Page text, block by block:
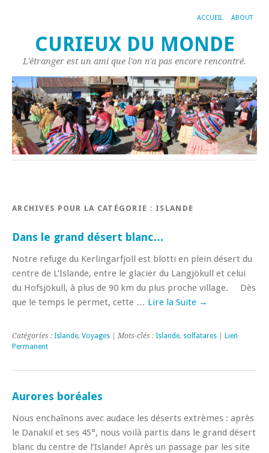
ACCUEIL ABOUT
CURIEUX DU MONDE
L'étranger est un ami que l'on n'a pas encore rencontré.
ARCHIVES POUR LA CATÉGORIE : ISLANDE
Dans le grand désert blanc…
Notre refuge du Kerlingarfjoll est blotti en plein désert du
centre de L’Islande, entre le glacier du Langjökull et celui
du Hofsjökull, à plus de 90 km du plus proche village. Dès
que le temps le permet, cette … Lire la Suite →
Catégories : Islande, Voyages | Mots-clés : Islande, solfatares
Lien
Permanent
Aurores boréales
Nous enchaînons avec audace les déserts extrèmes : après
le Danakil et ses 45°, nous voilà partis dans le grand désert
blanc du centre de l’Islande! Après un passage par les site